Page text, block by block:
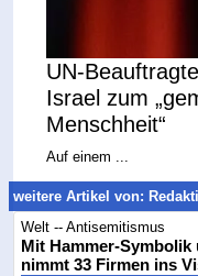
UN-
Israel zum
Menschheit“
Auf einem ...
weitere Artikel von:
Welt -- Antisemitismus
Mit Hammer-
nimmt 33 Firmen ins